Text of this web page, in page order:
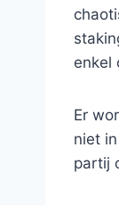
enkel
Er
niet
partij